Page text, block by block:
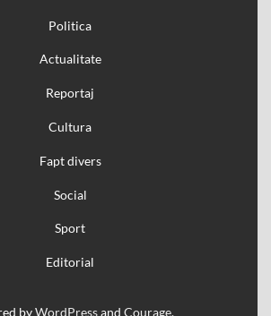
Politica
Actualitate
Reportaj
Cultura
Fapt divers
Social
Sport
Editorial
byWordPressand Courage.